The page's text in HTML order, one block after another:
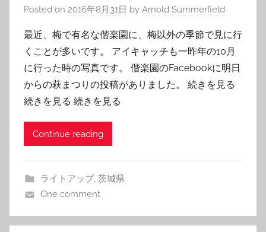
Posted on 2016年8月31日 by Arnold Summerfield
最近、梅で有名な偕楽園に、梅以外の季節で見に行
くことが多いです。 アイキャッチも一昨年の10月
に行った時の写真です。 偕楽園のFacebookに明日
からの萩まつりの投稿がありました。 続きを見る
続きを見る 続きを見る
Continue reading
ライトアップ, 茨城県
One comment